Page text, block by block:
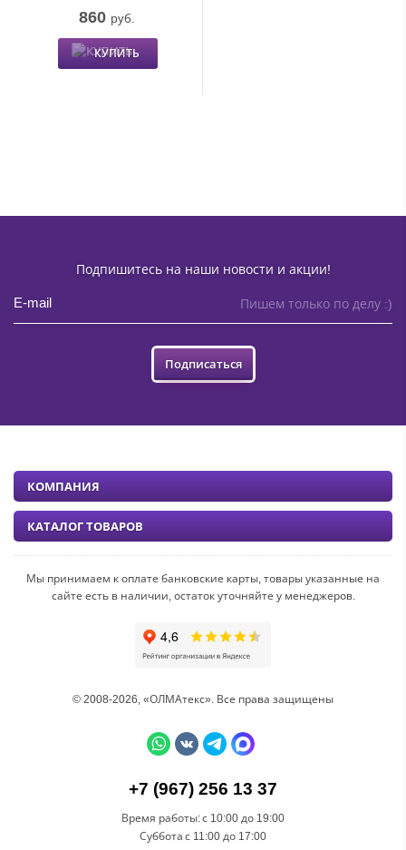
860 руб.
КУПИТЬ
Подпишитесь на наши новости и акции!
Пишем только по делу :)
Подписаться
Мы принимаем к оплате банковские карты, товары указанные на
сайте есть в наличии, остаток уточняйте у менеджеров.
© 2008-2026, «ОЛМАтекс». Все права защищены
КОМПАНИЯ
КАТАЛОГ ТОВАРОВ
+7 (967) 256 13 37
Время работы:с 10:00 до 19:00
Субботас 11:00 до 17:00